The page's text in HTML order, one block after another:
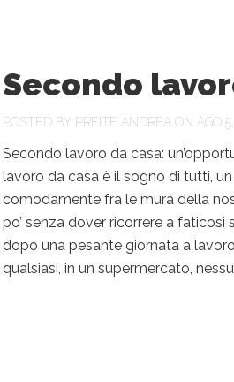
Secondo
POSTED BY PREITE ANDREA ON AGO
Secondo lavoro da casa:
lavoro da casa è il sogno di tutti,
comodamente fra le mura della
po’ senza dover ricorrere a
dopo una pesante giornata a
qualsiasi, in un supermercato,